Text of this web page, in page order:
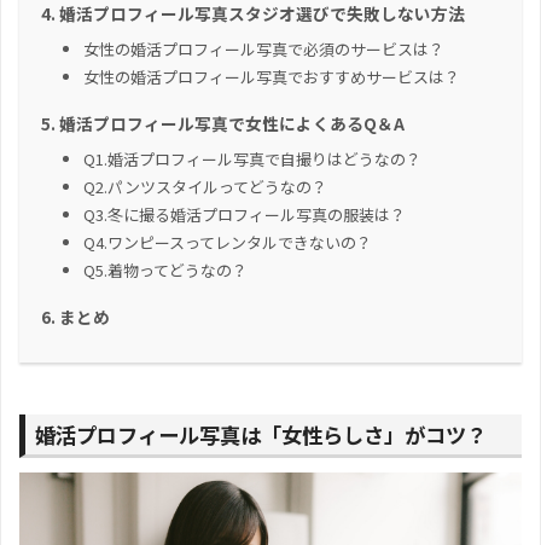
婚活プロフィール写真スタジオ選びで失敗しない方法
女性の婚活プロフィール写真で必須のサービスは？
女性の婚活プロフィール写真でおすすめサービスは？
婚活プロフィール写真で女性によくあるQ＆A
Q1.婚活プロフィール写真で自撮りはどうなの？
Q2.パンツスタイルってどうなの？
Q3.冬に撮る婚活プロフィール写真の服装は？
Q4.ワンピースってレンタルできないの？
Q5.着物ってどうなの？
まとめ
婚活プロフィール写真は「女性らしさ」がコツ？